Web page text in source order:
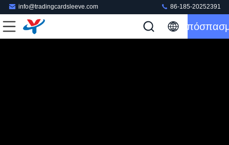
info@tradingcardsleeve.com 86-185-20252391